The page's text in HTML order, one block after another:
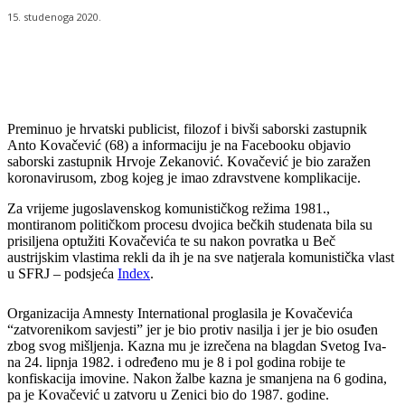
15. studenoga 2020.
Preminuo je hrvatski publicist, filozof i bivši saborski zastupnik
Anto Kovačević (68) a informaciju je na Facebooku objavio
saborski zastupnik Hrvoje Zekanović. Kovačević je bio zaražen
koronavirusom, zbog kojeg je imao zdravstvene komplikacije.
Za vrijeme jugoslavenskog komunističkog režima 1981.,
montiranom političkom procesu dvojica bečkih studenata bila su
prisiljena optužiti Kovačevića te su nakon povratka u Beč
austrijskim vlastima rekli da ih je na sve natjerala komunistička vlast
u SFRJ – podsjeća Index.
Organizacija Amnesty International proglasila je Kovačevića
“zatvorenikom savjesti” jer je bio protiv nasilja i jer je bio osuđen
zbog svog mišljenja. Kazna mu je izrečena na blagdan Svetog Iva­
na 24. lipnja 1982. i određeno mu je 8 i pol godina robije te
konfiskacija imovine. Nakon žalbe kazna je smanjena na 6 godina,
pa je Kovačević u zatvoru u Zenici bio do 1987. godine.